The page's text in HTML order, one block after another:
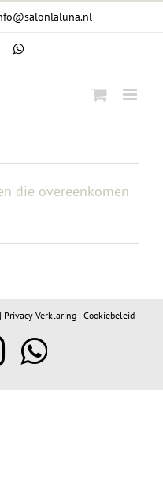
WhatsApp
die overeenkomen
Privacy Verklaring| Cookiebeleid
Instagram